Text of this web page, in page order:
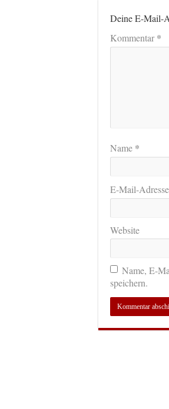
Deine E-Mail-
Kommentar*
Name *
E-Mail-Adresse
Website
Name, E-
speichern.